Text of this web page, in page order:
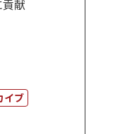
献
イブ